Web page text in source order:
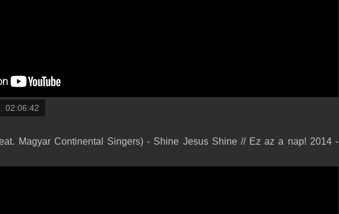
02:06:42
Magyar Continental Singers) - Shine Jesus Shine // Ez az a nap! 2014 -